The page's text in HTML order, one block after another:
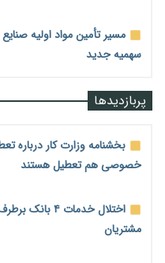
سهمیه جدید
منابع صندوق ملی مسکن به
هشدار درباره آینده
ترمیم مزد در راه است؟
پربازدیدها
بخشنامه وزارت کار درباره
خصوصی هم تعطیل هستند
اختلال
مشتریان